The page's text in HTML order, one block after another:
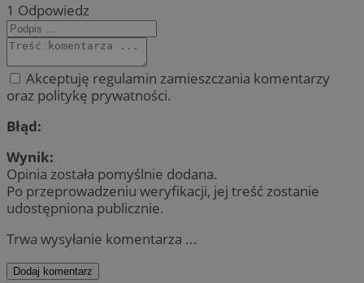
1 Odpowiedz
Akceptuję regulamin zamieszczania komentarzy
oraz politykę prywatności.
Błąd:
Wynik:
Opinia została pomyślnie dodana.
Po przeprowadzeniu weryfikacji, jej treść zostanie
udostępniona publicznie.
Trwa wysyłanie komentarza ...
Dodaj komentarz